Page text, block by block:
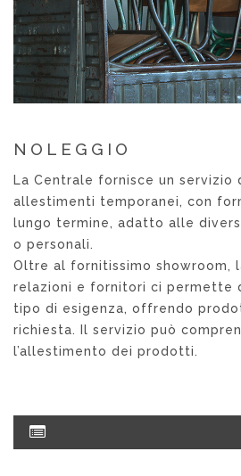
NOLEGGIO
La Centrale fornisce un servizio
allestimenti temporanei, con
lungo termine, adatto alle
o personali.
Oltre al fornitissimo showroom,
relazioni e fornitori ci permette
tipo di esigenza, offrendo
richiesta. Il servizio può
l’allestimento dei prodotti.